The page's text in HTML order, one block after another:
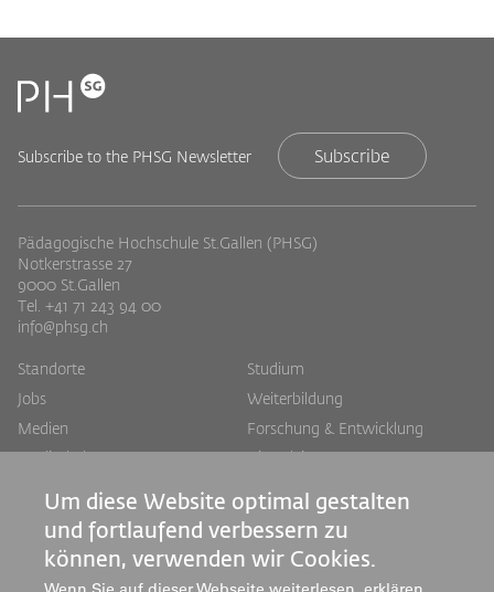
Subscribe to the PHSG Newsletter Subscribe
Pädagogische Hochschule St.Gallen (PHSG)
Notkerstrasse 27
9000 St.Gallen
Tel. +41 71 243 94 00
info@phsg.ch
Footer
Links
Standorte
Jobs
Medien
Mediatheken
Footer
rechts
Studium
Weiterbildung
Forschung & Entwicklung
Dienstleistung
Institute
Zentren
Über uns
Um diese Website optimal gestalten
und fortlaufend verbessern zu
können, verwenden wir Cookies.